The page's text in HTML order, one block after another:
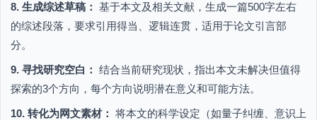
8. 生成综述草稿： 基于本文及相关文献，生成一篇500字左右
的综述段落，要求引用得当、逻辑连贯，适用于论文引言部
分。
9. 寻找研究空白： 结合当前研究现状，指出本文未解决但值得
探索的3个方向，每个方向说明潜在意义和可能方法。
10. 转化为网文素材： 将本文的科学设定（如量子纠缠、意识上